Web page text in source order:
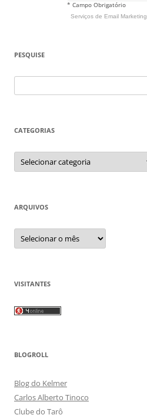
* Campo Obrigatório
Serviços de Email Marketing
PESQUISE
por:
CATEGORIAS
Categorias
ARQUIVOS
Arquivos
VISITANTES
BLOGROLL
Blog do Kelmer
Carlos Alberto Tinoco
Clube do Tarô